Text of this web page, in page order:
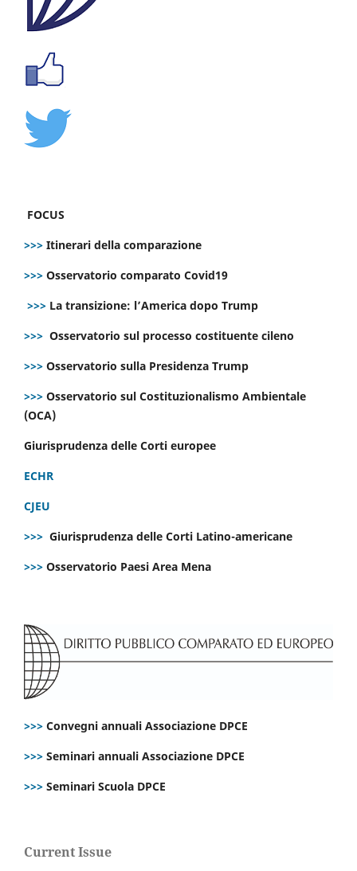
FOCUS
>>> Itinerari della comparazione
>>> Osservatorio comparato Covid19
>>> La transizione: l’America dopo Trump
>>> Osservatorio sul processo costituente cileno
>>> Osservatorio sulla Presidenza Trump
>>> Osservatorio sul Costituzionalismo Ambientale
(OCA)
Giurisprudenza delle Corti europee
ECHR
CJEU
>>> Giurisprudenza delle Corti Latino-americane
>>> Osservatorio Paesi Area Mena
>>> Convegni annuali Associazione DPCE
>>> Seminari annuali Associazione DPCE
>>> Seminari Scuola DPCE
Current Issue